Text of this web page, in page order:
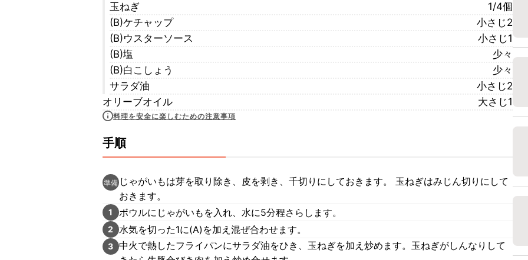
玉ねぎ
1/4個
(B)ケチャップ
小さじ2
(B)ウスターソース
小さじ1
(B)塩
少々
(B)白こしょう
少々
サラダ油
小さじ2
オリーブオイル
大さじ1
料理を安全に楽しむための注意事項
手順
準備 じゃがいもは芽を取り除き、皮を剥き、千切りにしておきます。 玉ねぎはみじん切りにして
おきます。
1 ボウルにじゃがいもを入れ、水に5分程さらします。
2 水気を切った1に(A)を加え混ぜ合わせます。
3 中火で熱したフライパンにサラダ油をひき、玉ねぎを加え炒めます。玉ねぎがしんなりして